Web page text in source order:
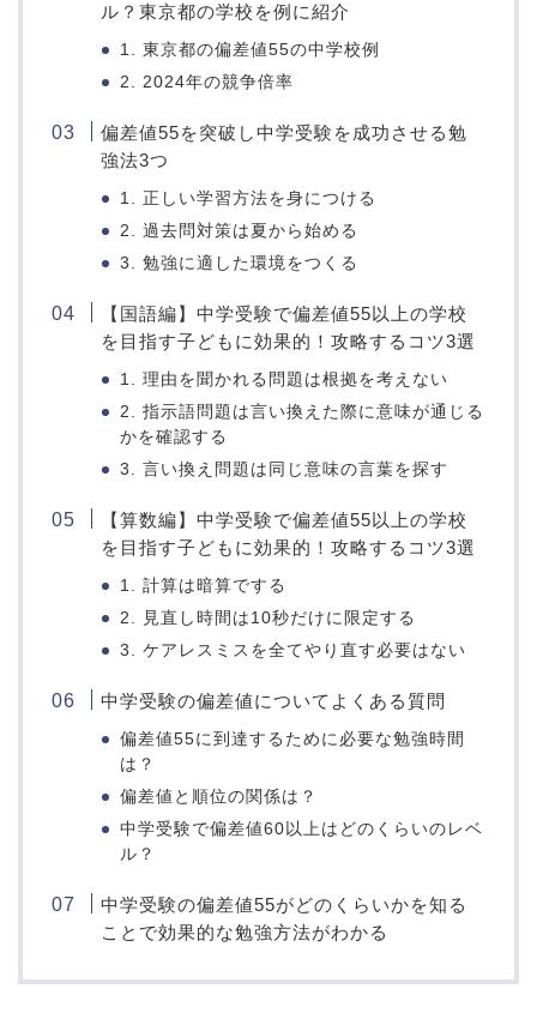
ル？東京都の学校を例に紹介
1. 東京都の偏差値55の中学校例
2. 2024年の競争倍率
偏差値55を突破し中学受験を成功させる勉
強法3つ
1. 正しい学習方法を身につける
2. 過去問対策は夏から始める
3. 勉強に適した環境をつくる
【国語編】中学受験で偏差値55以上の学校
を目指す子どもに効果的！攻略するコツ3選
1. 理由を聞かれる問題は根拠を考えない
2. 指示語問題は言い換えた際に意味が通じる
かを確認する
3. 言い換え問題は同じ意味の言葉を探す
【算数編】中学受験で偏差値55以上の学校
を目指す子どもに効果的！攻略するコツ3選
1. 計算は暗算でする
2. 見直し時間は10秒だけに限定する
3. ケアレスミスを全てやり直す必要はない
中学受験の偏差値についてよくある質問
偏差値55に到達するために必要な勉強時間
は？
偏差値と順位の関係は？
中学受験で偏差値60以上はどのくらいのレベ
ル？
中学受験の偏差値55がどのくらいかを知る
ことで効果的な勉強方法がわかる